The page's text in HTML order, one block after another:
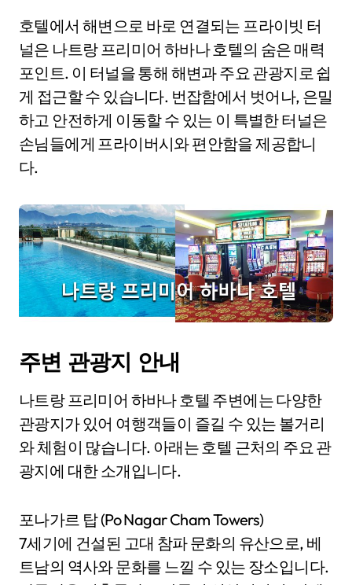
호텔에서 해변으로 바로 연결되는 프라이빗 터
널은 나트랑 프리미어 하바나 호텔의 숨은 매력
포인트. 이 터널을 통해 해변과 주요 관광지로 쉽
게 접근할 수 있습니다. 번잡함에서 벗어나, 은밀
하고 안전하게 이동할 수 있는 이 특별한 터널은
손님들에게 프라이버시와 편안함을 제공합니
다.
주변 관광지 안내
나트랑 프리미어 하바나 호텔 주변에는 다양한
관광지가 있어 여행객들이 즐길 수 있는 볼거리
와 체험이 많습니다. 아래는 호텔 근처의 주요 관
광지에 대한 소개입니다.
포나가르 탑 (Po Nagar Cham Towers)
7세기에 건설된 고대 참파 문화의 유산으로, 베
트남의 역사와 문화를 느낄 수 있는 장소입니다.